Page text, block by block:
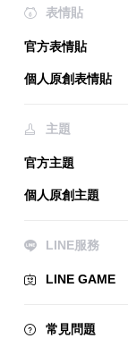
表情貼
官方表情貼
個人原創表情貼
主題
官方主題
個人原創主題
LINE服務
LINE GAME
常見問題